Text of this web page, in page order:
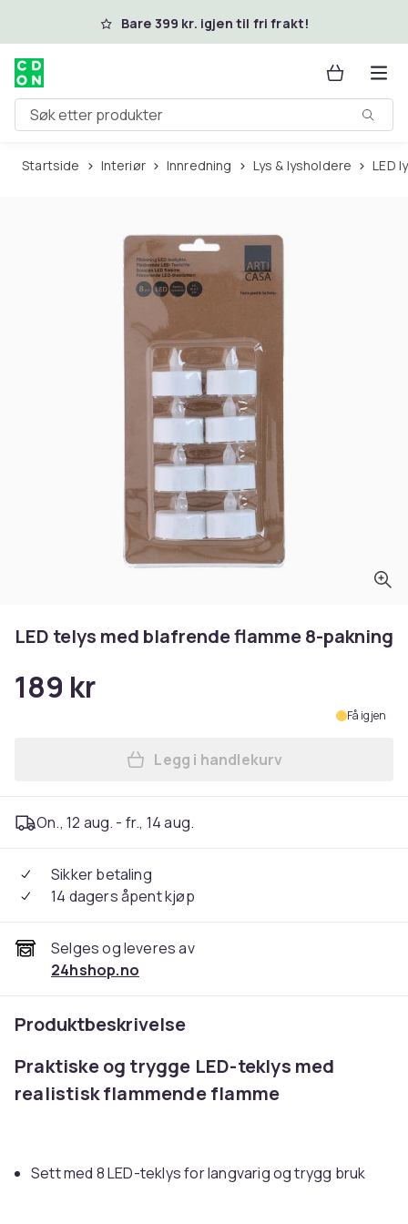
Hopp til hovedinnholdBare 399 kr. igjen til fri frakt!
Søk etter produkter
Startside Interiør Innredning Lys & lysholdere LED
LED telys med blafrende flamme 8-pakning
189 kr
Få igjen
Legg LED telys med
Legg i handlekurv
On., 12 aug. - fr., 14 aug.
Sikker betaling
14 dagers åpent kjøp
Selges og leveres av
24hshop.no
Produktbeskrivelse
Praktiske og trygge LED-teklys med
realistisk flammende flamme
Sett med 8 LED-teklys for langvarig og trygg bruk